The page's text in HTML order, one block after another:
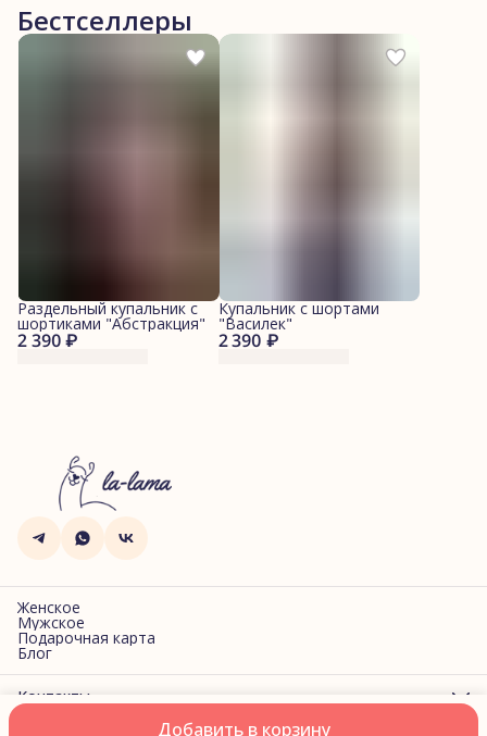
Добавить в корзину
Бестселлеры
2 390 ₽
Раздельный купальник с
шортиками "Абстракция"
2 390 ₽
Купальник с шортами
"Василек"
Женское
Мужское
Подарочная карта
Блог
Контакты